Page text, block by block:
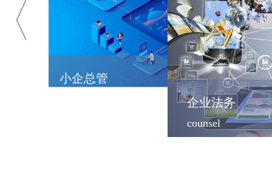
小企总管
企业法务
counsel